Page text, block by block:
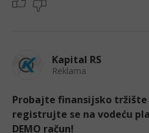
Kapital RS
Reklama
Probajte finansijsko
registrujte se na vodeću
DEMO račun!